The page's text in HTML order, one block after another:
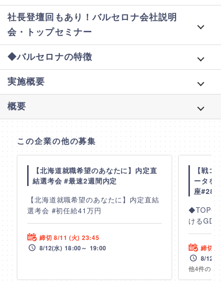
社長登壇回もあり！バルセロナ会社説明
会・トップセミナー
◆バルセロナの特徴
実施概要
概要
【北海道就職希望のあなたに】内定直
結選考会 #最速2週間内定
【北海道就職希望のあなたに】内定直結
選考会 #初任給41万円
締切 8/11 (火) 23:45
8/12(水) 18:00～ 19:00
【戦
ータを
座#28
◆TOP企
けるGD
締切
8/12(
他4件の日
エントリーには
ログインが必要です。
登録すると自由にエントリーができます！
企業情報の更新時にも通知が届きます。
フォローしました！
フォローをするとフォローした企業の〆切通知
や、
特別オファーが届く可能性が高まります。
興味のある企業を気軽にフォローしてみましょ
フォローするには
ログインが必要です。
フォローをするとフォローした企業からのイベン
特別オファーが届く可能性が高まります。